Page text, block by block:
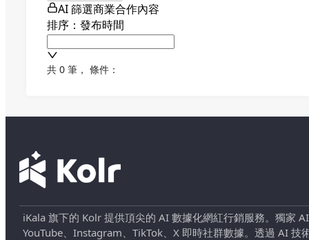
AI 篩選商業合作內容
排序：發布時間
共 0 筆 ， 條件：
iKala 旗下的 Kolr 提供頂尖的 AI 數據化網紅行銷服務。獨家
YouTube、Instagram、TikTok、X 即時社群數據。透過 AI